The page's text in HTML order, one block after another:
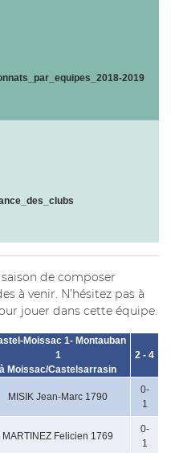
2019
de composer
à venir. N’hésitez pas à
jouer dans cette équipe.
Moissac 1- Montauban
1
à Moissac/Castelsarrasin
2 - 4
MISIK Jean-Marc 1790
0-
1
MARTINEZ Felicien 1769
0-
1